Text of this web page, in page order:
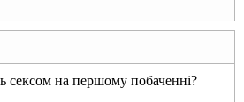
сексом на першому побаченні?